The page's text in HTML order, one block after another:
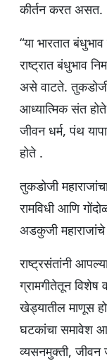
कीर्तन करत असत.
“या भारतात
राष्ट्रात बंधुभाव
असे वाटते. तुकडोजी
आध्यात्मिक संत
जीवन धर्म, पंथ
होते .
तुकडोजी
रामविधी आणि
अडकुजी महाराजांचे
राष्ट्रसंतांनी
ग्रामगीतेतून विशेष
खेड्यातील माणूस
घटकांचा समावेश
व्यसनमुक्ती, जीवन